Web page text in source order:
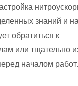
знаний и
обратиться к
или тщательно
началом работ.